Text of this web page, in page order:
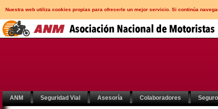
Nuestra web utiliza cookies propias para ofrecerle un mejor servicio. Si continúa
ANM Seguridad Vial Asesoría Colaboradores